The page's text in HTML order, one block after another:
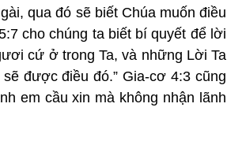
qua đó sẽ biết Chúa muốn điều
cho chúng ta biết bí quyết để lời
cứ ở trong Ta, và những Lời Ta
được điều đó.” Gia-cơ 4:3 cũng
em cầu xin mà không nhận lãnh